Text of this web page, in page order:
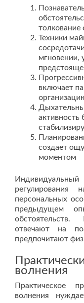
толкование
Техники
мгновении,
включает
создает
моментом
регулирования
персональных
предыдущем
отвечают на
предпочитают
волнения
Практическое
волнения